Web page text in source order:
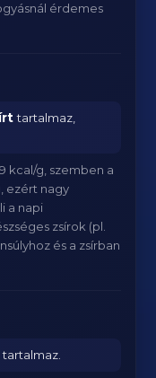
érdemes
tartalmaz,
kcal/g, szemben a
ezért nagy
a napi
zsírok (pl.
és a zsírban
tartalmaz.